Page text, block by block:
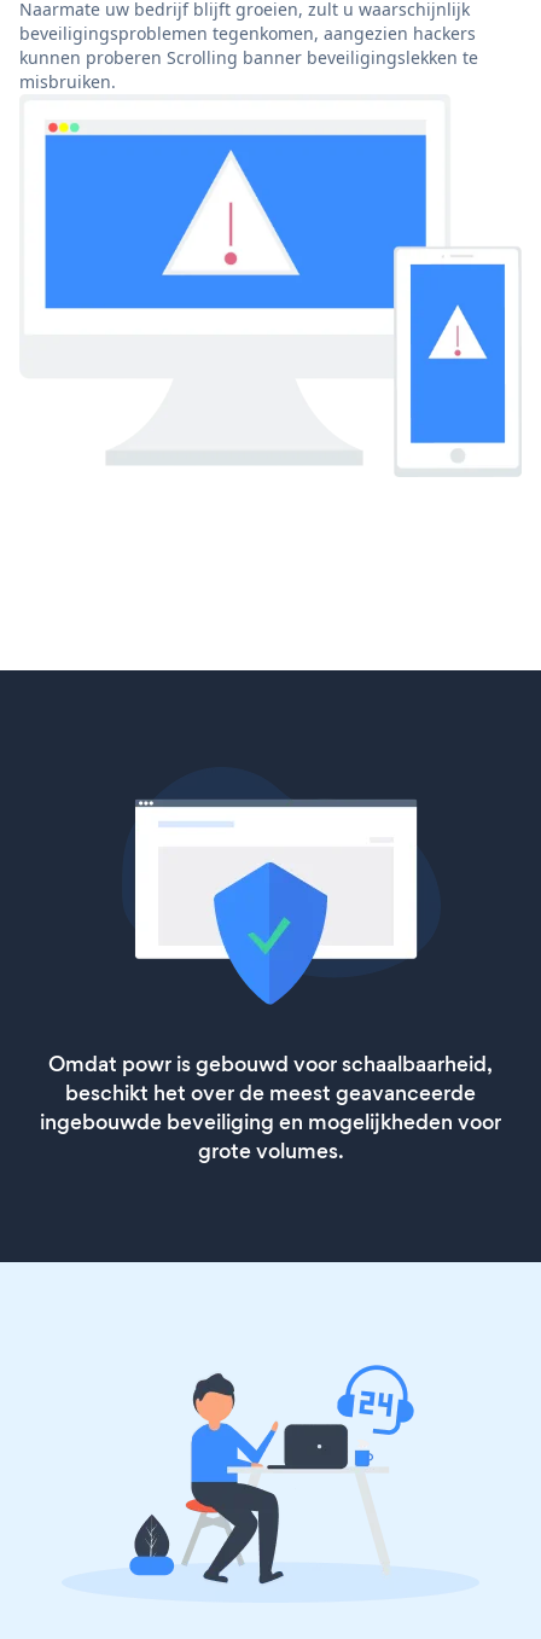
Naarmate uw bedrijf blijft groeien, zult u waarschijnlijk
beveiligingsproblemen tegenkomen, aangezien hackers
kunnen proberen Scrolling banner beveiligingslekken te
misbruiken.
Omdat powr is gebouwd voor schaalbaarheid,
beschikt het over de meest geavanceerde
ingebouwde beveiliging en mogelijkheden voor
grote volumes.